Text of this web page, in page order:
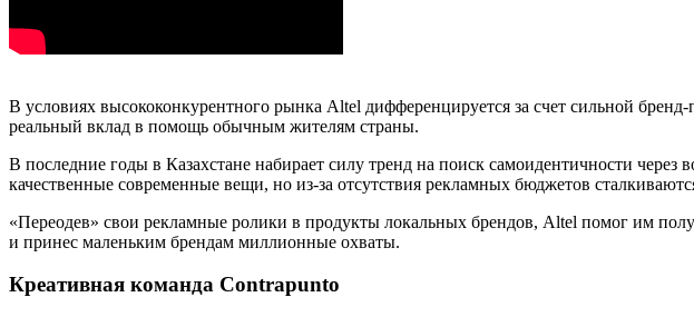
В условиях высококонкурентного рынка Altel дифференцируется за счет сильной
реальный вклад в помощь обычным жителям страны.
В последние годы в Казахстане набирает силу тренд на поиск самоидентичности
качественные современные вещи, но из-за отсутствия рекламных бюджетов
«Переодев» свои рекламные ролики в продукты локальных брендов, Altel помог им
и принес маленьким брендам миллионные охваты.
Креативная команда Contrapunto